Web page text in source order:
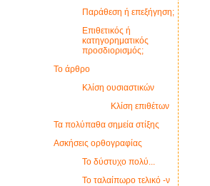
Παράθεση ή επεξήγηση;
Επιθετικός ή
κατηγορηματικός
προσδιορισμός;
Το άρθρο
Κλίση ουσιαστικών
Κλίση επιθέτων
Τα πολύπαθα σημεία στίξης
Ασκήσεις ορθογραφίας
Το δύστυχο πολύ...
Το ταλαίπωρο τελικό -ν